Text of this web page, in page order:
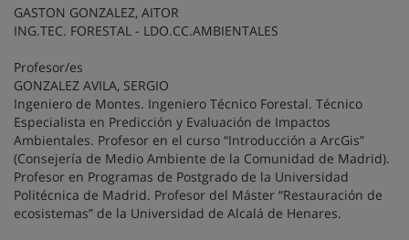
GASTON GONZALEZ, AITOR
ING.TEC. FORESTAL - LDO.CC.AMBIENTALES
Profesor/es
GONZALEZ AVILA, SERGIO
Ingeniero de Montes. Ingeniero Técnico Forestal. Técnico
Especialista en Predicción y Evaluación de Impactos
Ambientales. Profesor en el curso “Introducción a ArcGis”
(Consejería de Medio Ambiente de la Comunidad de Madrid).
Profesor en Programas de Postgrado de la Universidad
Politécnica de Madrid. Profesor del Máster “Restauración de
ecosistemas” de la Universidad de Alcalá de Henares.